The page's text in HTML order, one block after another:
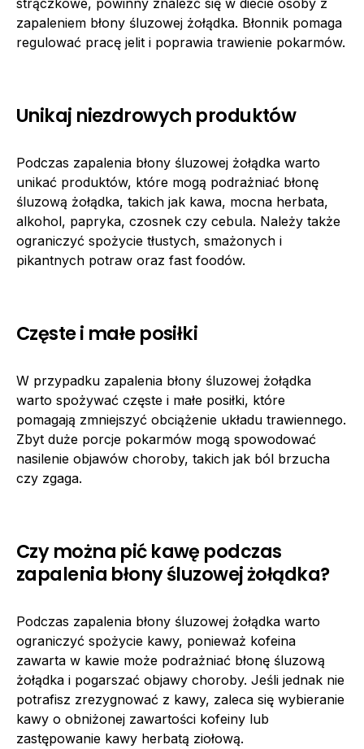
strączkowe, powinny znaleźć się w diecie osoby z
zapaleniem błony śluzowej żołądka. Błonnik pomaga
regulować pracę jelit i poprawia trawienie pokarmów.
Unikaj niezdrowych produktów
Podczas zapalenia błony śluzowej żołądka warto
unikać produktów, które mogą podrażniać błonę
śluzową żołądka, takich jak kawa, mocna herbata,
alkohol, papryka, czosnek czy cebula. Należy także
ograniczyć spożycie tłustych, smażonych i
pikantnych potraw oraz fast foodów.
Częste i małe posiłki
W przypadku zapalenia błony śluzowej żołądka
warto spożywać częste i małe posiłki, które
pomagają zmniejszyć obciążenie układu trawiennego.
Zbyt duże porcje pokarmów mogą spowodować
nasilenie objawów choroby, takich jak ból brzucha
czy zgaga.
Czy można pić kawę podczas
zapalenia błony śluzowej żołądka?
Podczas zapalenia błony śluzowej żołądka warto
ograniczyć spożycie kawy, ponieważ kofeina
zawarta w kawie może podrażniać błonę śluzową
żołądka i pogarszać objawy choroby. Jeśli jednak nie
potrafisz zrezygnować z kawy, zaleca się wybieranie
kawy o obniżonej zawartości kofeiny lub
zastępowanie kawy herbatą ziołową.